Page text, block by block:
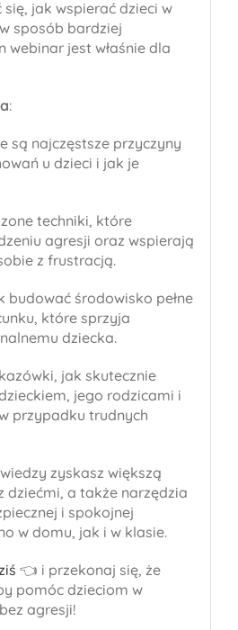
się, jak wspierać dzieci w
sposób bardziej
webinar jest właśnie dla
:
są najczęstsze przyczyny
u dzieci i jak je
techniki, które
agresji oraz wspierają
z frustracją.
budować środowisko pełne
które sprzyja
dziecka.
jak skutecznie
jego rodzicami i
przypadku trudnych
zyskasz większą
dziećmi, a także narzędzia
i spokojnej
w domu, jak i w klasie.
👈 i przekonaj się, że
pomóc dzieciom w
agresji!